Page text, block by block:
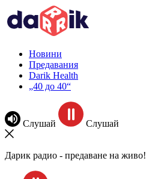
Новини
Предавания
Darik Health
„40 до 40“
Слушай Слушай
Дарик радио - предаване на живо!